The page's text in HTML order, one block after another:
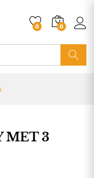
0 0
MET 3